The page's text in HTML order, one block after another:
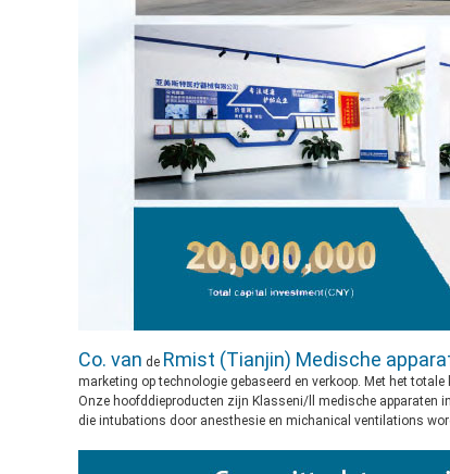
Co. van de Rmist (Tianjin) Medische
marketing op technologie gebaseerd en verkoop. Met het
Onze hoofddieproducten zijn Klasseni/ll medische apparaten
die intubations door anesthesie en michanical ventilations